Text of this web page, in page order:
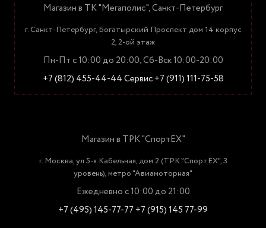
Магазин в ТК "Мегаполис", Санкт-Петербург
г. Санкт-Петербург, Богатырский Проспект дом 14 корпус
2, 2-ой этаж
Пн-Пт с 10:00 до 20:00, Сб-Вск 10:00-20:00
+7 (812) 455-44-44Сервис +7 (911) 111-75-58
Магазин в ТРК "СпортЕХ"
г. Москва, ул.5-я Кабельная, дом 2 (ТРК "СпортЕХ", 3
уровень), метро "Авиамоторная"
Ежедневно с 10:00 до 21:00
+7 (495) 145-77-77 +7 (915) 145 77-99